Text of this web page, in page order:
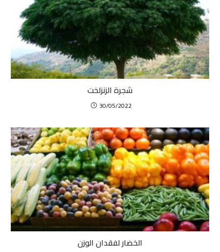
شجرة الزنزلخت
30/05/2022
الخضار لفقدان الوزن